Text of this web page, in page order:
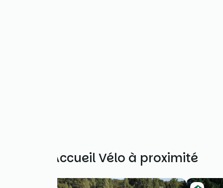
Autres Accueil Vélo à proximité